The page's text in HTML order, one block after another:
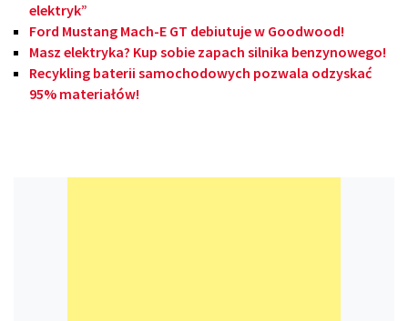
elektryk”
Ford Mustang Mach-E GT debiutuje w Goodwood!
Masz elektryka? Kup sobie zapach silnika benzynowego!
Recykling baterii samochodowych pozwala odzyskać
95% materiałów!